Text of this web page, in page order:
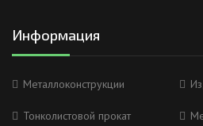
Информация
Металлоконструкции
Тонколистовой прокат